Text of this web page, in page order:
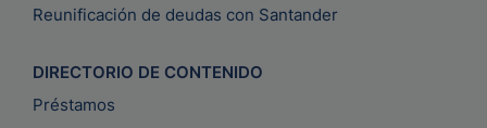
Reunificación de deudas con Santander
DIRECTORIO DE CONTENIDO
Préstamos